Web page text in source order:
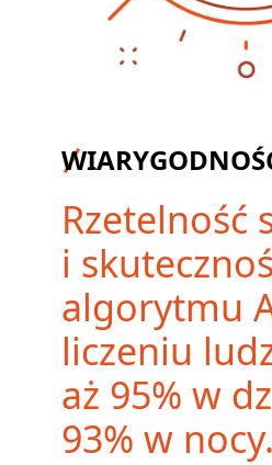
Rzetelność
i
algorytmu
liczeniu
aż 95% w
93% w nocy.